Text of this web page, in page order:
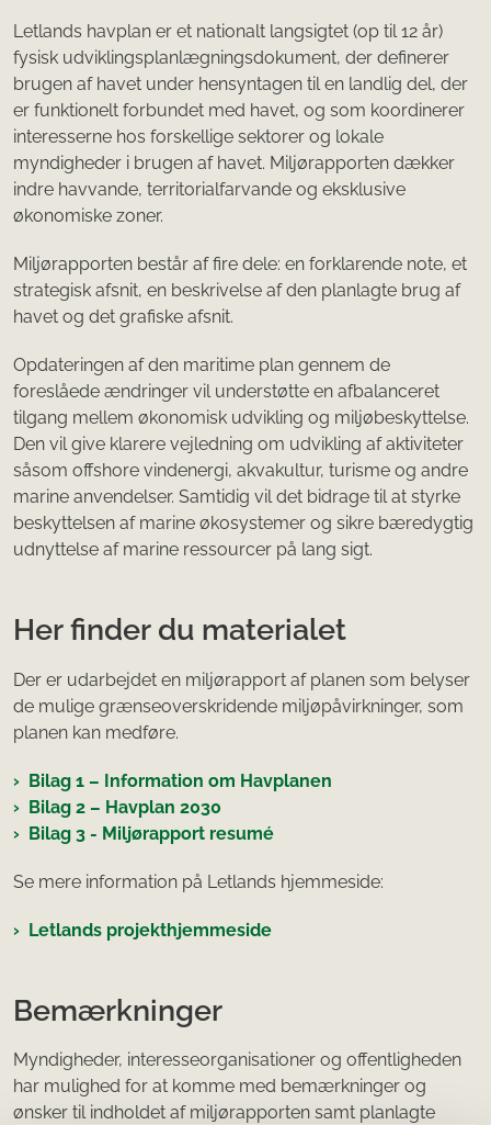
Letlands havplan er et nationalt langsigtet (op til 12 år)
fysisk udviklingsplanlægningsdokument, der definerer
brugen af ​​havet under hensyntagen til en landlig del, der
er funktionelt forbundet med havet, og som koordinerer
interesserne hos forskellige sektorer og lokale
myndigheder i brugen af ​​havet. Miljørapporten dækker
indre havvande, territorialfarvande og eksklusive
økonomiske zoner.
Miljørapporten består af fire dele: en forklarende note, et
strategisk afsnit, en beskrivelse af den planlagte brug af
havet og det grafiske afsnit.
Opdateringen af ​​den maritime plan gennem de
foreslåede ændringer vil understøtte en afbalanceret
tilgang mellem økonomisk udvikling og miljøbeskyttelse.
Den vil give klarere vejledning om udvikling af aktiviteter
såsom offshore vindenergi, akvakultur, turisme og andre
marine anvendelser. Samtidig vil det bidrage til at styrke
beskyttelsen af ​​marine økosystemer og sikre bæredygtig
udnyttelse af marine ressourcer på lang sigt.
Her finder du materialet
Der er udarbejdet en miljørapport af planen som belyser
de mulige grænseoverskridende miljøpåvirkninger, som
planen kan medføre.
Bilag 1 – Information om Havplanen
Bilag 2 – Havplan 2030
Bilag 3 - Miljørapport resumé
Se mere information på Letlands hjemmeside:
Letlands projekthjemmeside
Bemærkninger
Myndigheder, interesseorganisationer og offentligheden
har mulighed for at komme med bemærkninger og
ønsker til indholdet af miljørapporten samt planlagte